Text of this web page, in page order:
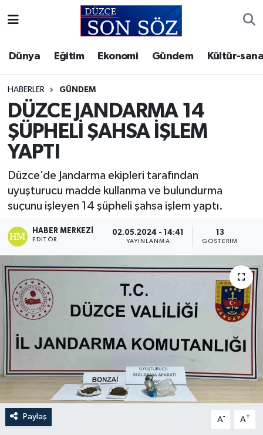
Dünya Eğitim Ekonomi Gündem Kültür-
HABERLER GÜNDEM
DÜZCE JANDARMA 14
ŞÜPHELİ ŞAHSA İŞLEM
YAPTI
Düzce’de Jandarma ekipleri tarafından
uyuşturucu madde kullanma ve bulundurma
suçunu işleyen 14 şüpheli şahsa işlem yaptı.
HABER MERKEZI
EDITÖR
02.05.2024 - 14:41
YAYINLANMA
13
GÖSTERIM
Paylaş A- A+
Gizlilik Sözleşmesi
İletişim
Künye
Akçakoca Hava Durumu
Akçakoca Trafik Yoğunluk Haritası
Süper Lig Puan Durumu ve Fikstür
Son Dakika Haberleri